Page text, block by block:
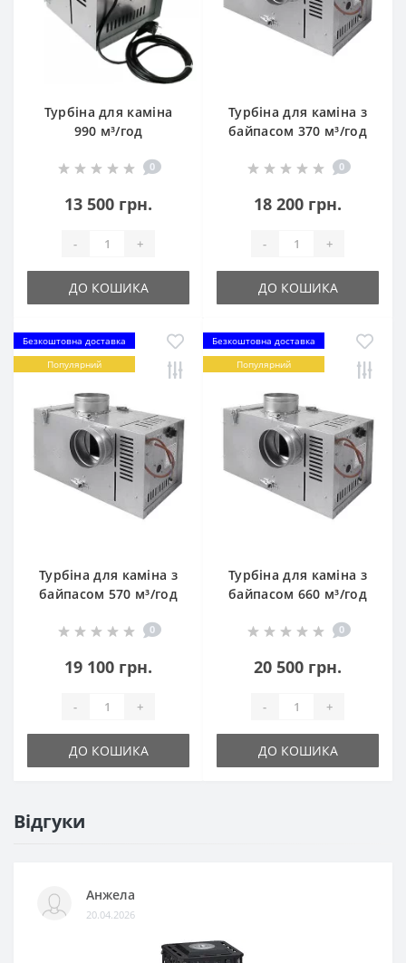
Турбіна для каміна
990 м³/год
0
13 500 грн.
- +
ДО КОШИКА
Турбіна для каміна з
байпасом 370 м³/год
0
18 200 грн.
- +
ДО КОШИКА
Безкоштовна доставка
Популярний
Турбіна для каміна з
байпасом 570 м³/год
0
19 100 грн.
- +
ДО КОШИКА
Безкоштовна доставка
Популярний
Турбіна для каміна з
байпасом 660 м³/год
0
20 500 грн.
- +
ДО КОШИКА
Відгуки
Анжела
20.04.2026